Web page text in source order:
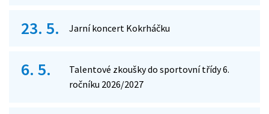
23. 5. Jarní koncert Kokrháčku
6. 5.
Talentové zkoušky do sportovní třídy 6.
ročníku 2026/2027